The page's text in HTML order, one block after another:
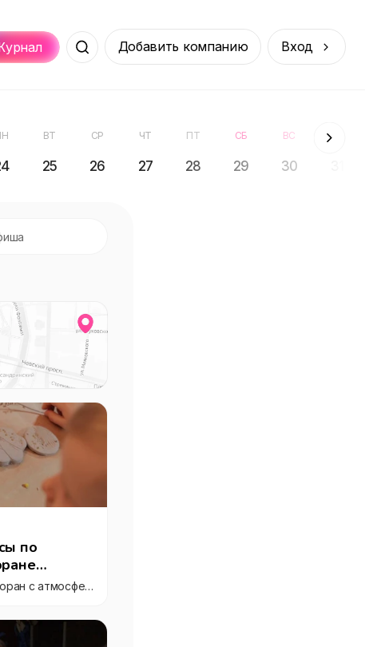
Услуги Покупки Онлайн
Места Добавить компанию Вход
ВТ
25
СР
26
ЧТ
27
ПТ
28
СБ
29
ВС
30
ПН
по
"Meraki", греческий ресторан с атмосферной летней верандой у фонтана